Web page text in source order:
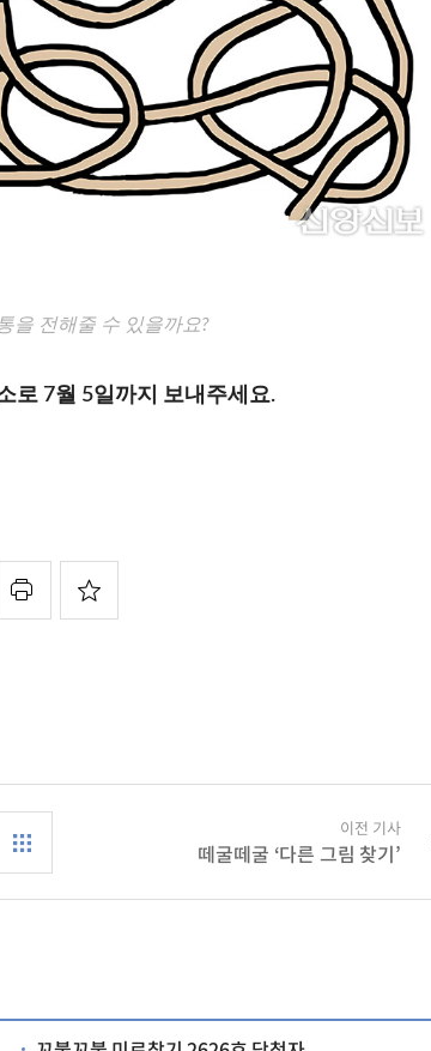
을 전해줄 수 있을까요?
로 7월 5일까지 보내주세요.
이전 기사
떼굴떼굴 ‘다른 그림 찾기’